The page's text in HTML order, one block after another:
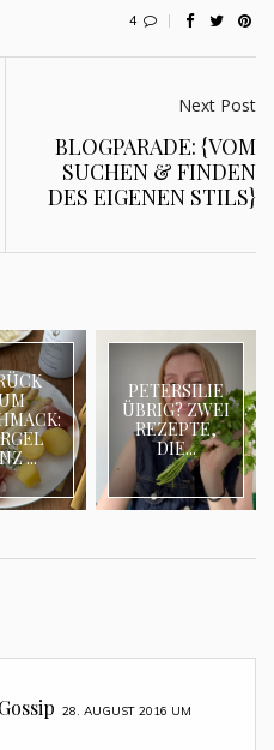
4
Next Post
BLOGPARADE: {VOM
SUCHEN & FINDEN
DES EIGENEN STILS}
...
PETERSILIE
ÜBRIG? ZWEI
REZEPTE,
DIE...
28. AUGUST 2016 UM